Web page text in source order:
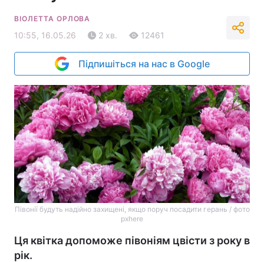
ВІОЛЕТТА ОРЛОВА
10:55, 16.05.26 2 хв. 12461
Підпишіться на нас в Google
Півонії будуть надійно захищені, якщо поруч посадити герань / фото
pxhere
Ця квітка допоможе півоніям цвісти з року в
рік.